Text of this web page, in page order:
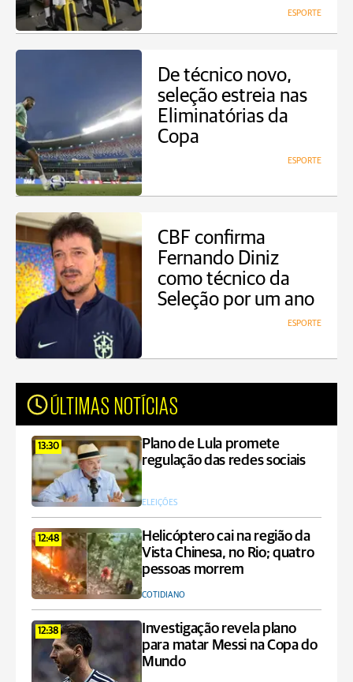
ESPORTE
De técnico novo,
seleção estreia nas
Eliminatórias da
Copa
ESPORTE
CBF confirma
Fernando Diniz
como técnico da
Seleção por um ano
ESPORTE
ÚLTIMAS NOTÍCIAS
13:30
Plano de Lula promete
regulação das redes sociais
ELEIÇÕES
12:48
Helicóptero cai na região da
Vista Chinesa, no Rio; quatro
pessoas morrem
COTIDIANO
12:38
Investigação revela plano
para matar Messi na Copa do
Mundo